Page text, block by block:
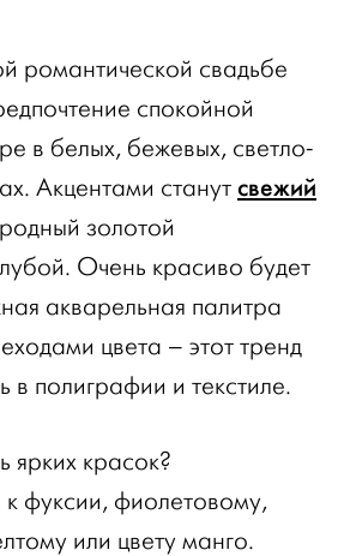
романтической свадьбе
спокойной
в белых, бежевых, светло-
Акцентами станут свежий
золотой
Очень красиво будет
акварельная палитра
цвета – этот тренд
в полиграфии и текстиле.
ярких красок?
фуксии, фиолетовому,
или цвету манго.